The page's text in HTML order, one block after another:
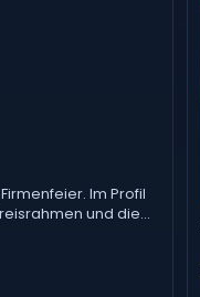
Im Profil
und die